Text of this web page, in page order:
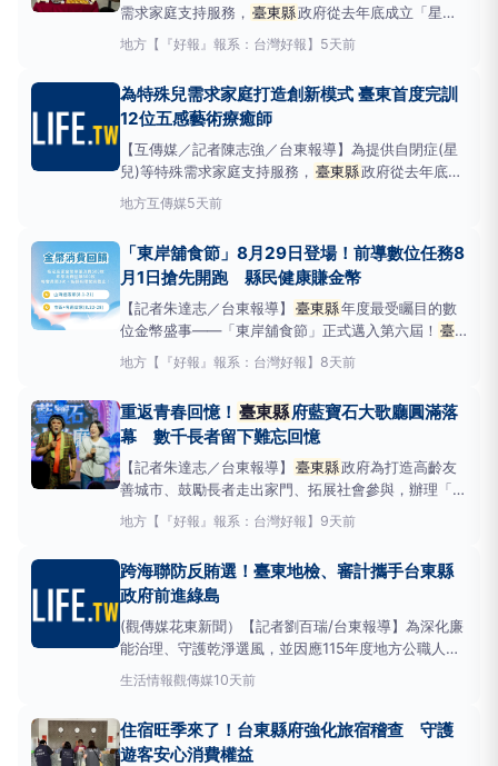
需求家庭支持服務， 臺東縣政府從去年底成立「星創
潛能開發及接案中心」推動創新福利政策，建構從家庭
陪伴、專業培力到社區支持的完整服務體系，並辦理
計畫」，歷經專業課程、實務演練及實體實習，
地方 【『好報』報系：台灣好報】 5天前
為特殊兒需求家庭打造創新模式 臺東首度完訓
12位五感藝術療癒師
【互傳媒／記者陳志強／台東報導】為提供自閉症(星
兒)等特殊需求家庭支持服務， 臺東縣政府從去年底成
立「星創潛能開發及接案中心」推動創新福利政策，建
構從家庭陪伴、專業培力到社區支持的完整服務體系，
師培訓計畫」，歷經專業課程、實務演練及實體實習，
培育
地方互傳媒5天前
「東岸舖食節」8月29日登場！前導數位任務8
月1日搶先開跑 縣民健康賺金幣
【記者朱達志／台東報導】 臺東縣年度最受矚目的數
位金幣盛事——「東岸舖食節」正式邁入第六屆！ 臺
東縣
政府今年將活動規格全新升級，以「未來LIFE」
生活體驗場為核心定位，完美融合Live（生活實踐）、
Eco（綠色環保）四大維度。縣府
地方 【『好報』報系：台灣好報】 8天前
重返青春回憶！ 臺東縣府藍寶石大歌廳圓滿落
幕 數千長者留下難忘回憶
【記者朱達志／台東報導】 臺東縣政府為打造高齡友
善城市、鼓勵長者走出家門、拓展社會參與，辦理「那
些年我們走進的藍寶石大歌廳」及「銀齡走讀．感受臺
東新風貌」系列活動，自7月14日至29日共辦理6天、
照顧關懷據點，超過3,000位長者及民眾熱
地方 【『好報』報系：台灣好報】 9天前
跨海聯防反賄選！臺東地檢、審計攜手台東縣
政府前進綠島
(觀傳媒花東新聞）【記者劉百瑞/台東報導】為深化廉
能治理、守護乾淨選風，並因應115年度地方公職人員
選舉，
臺東縣 政府攜手臺灣臺東地方檢察署及
審計室，今（29）日前往綠島鄉公所舉辦「115年反賄
將反賄選、廉政及優質採購觀念帶進離島，
生活情報觀傳媒10天前
住宿旺季來了！台東縣府強化旅宿稽查 守護
遊客安心消費權益